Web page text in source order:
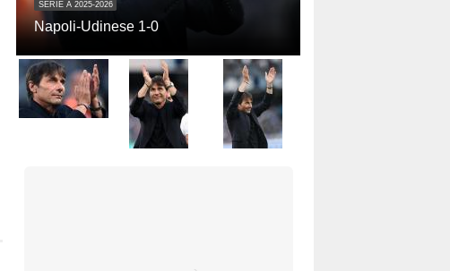
SERIE A 2025-2026
Napoli-Udinese 1-0